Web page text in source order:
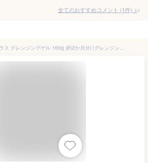
全てのおすすめコメント (1件) >
【公式】メディプラス クレンジングゲル 160g (約2か月分) |クレンジングジェル メイク落とし 化粧落とし クレンジング ジェル 保湿 無添加 敏感肌 毛穴 黒ずみ まつエクOK